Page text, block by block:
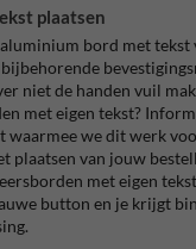
plaatsen
aluminium bord met
niet de handen vuil
met eigen tekst?
waarmee we dit werk
plaatsen van jouw
met eigen
button en je krijgt